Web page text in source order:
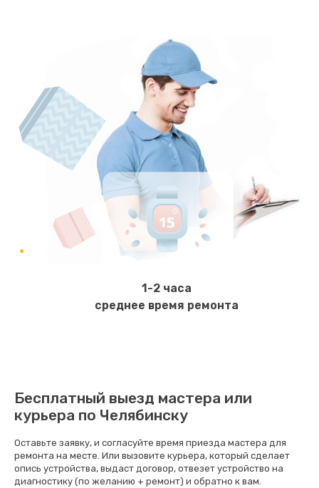
Заказать
Ремонт дренажного клапана
710 руб.
Заказать
Замена прокладок, хомутов, скобок и колец
280 руб.
Заказать
Ремонт ЦЗУ
Заказать
Ремонт термодатчика
1100 руб.
Заказать
1-2 часа
среднее время ремонта
Бесплатный выезд мастера или
курьера по Челябинску
Оставьте заявку, и согласуйте время приезда мастера для
ремонта на месте. Или вызовите курьера, который сделает
опись устройства, выдаст договор, отвезет устройство на
диагностику (по желанию + ремонт) и обратно к вам.